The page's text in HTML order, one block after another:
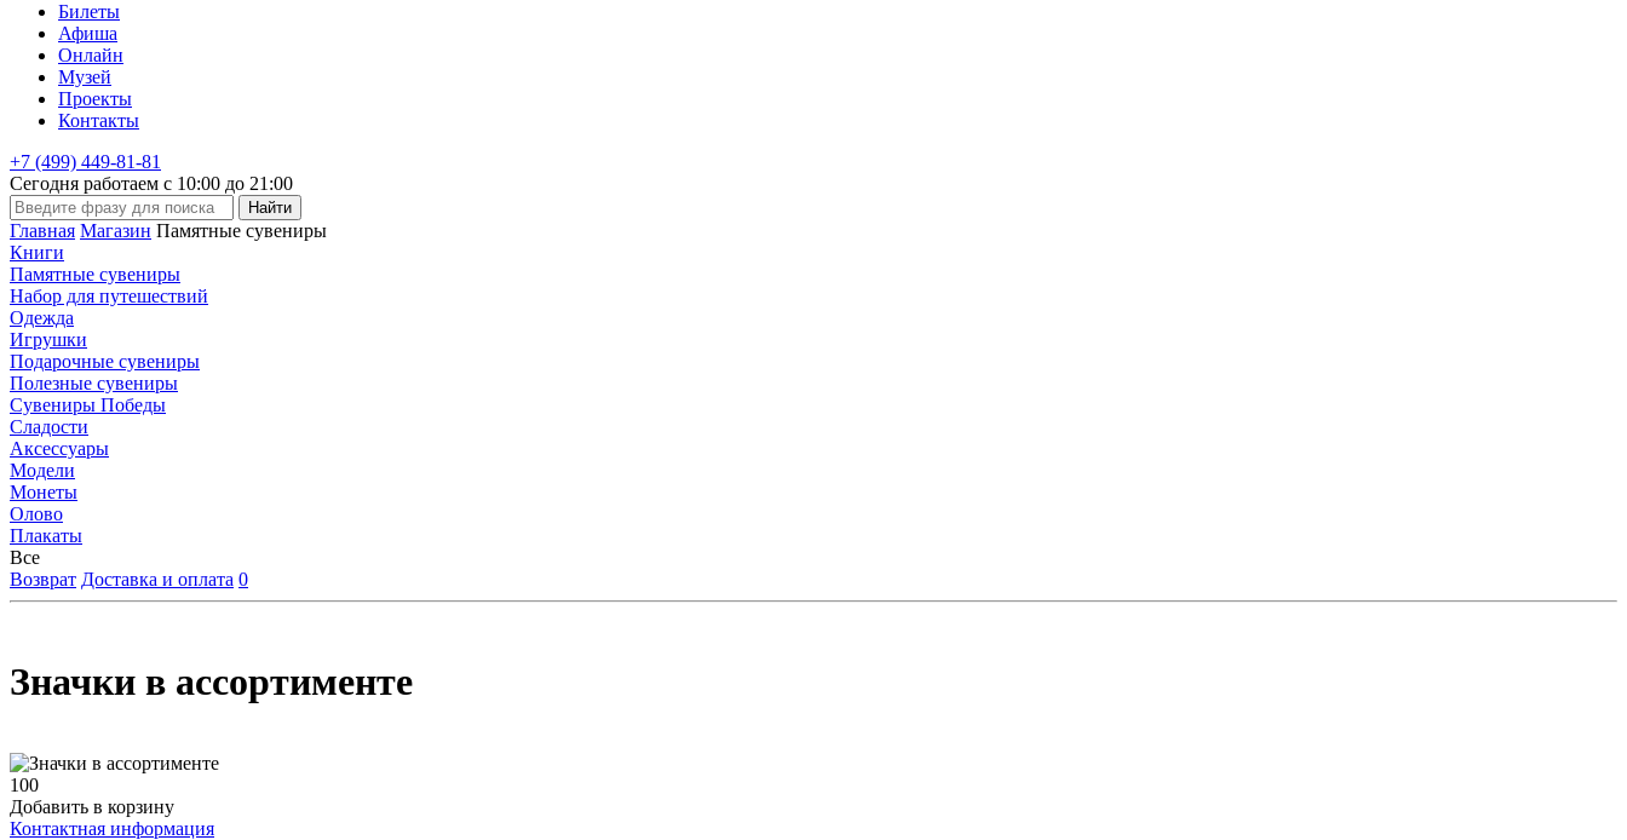
Билеты
Афиша
Онлайн
Музей
Проекты
Контакты
+7 (499) 449-81-81
Сегодня работаем с 10:00 до 21:00
Главная Магазин Памятные сувениры
Книги
Памятные сувениры
Набор для путешествий
Одежда
Игрушки
Подарочные сувениры
Полезные сувениры
Сувениры Победы
Сладости
Аксессуары
Модели
Монеты
Олово
Плакаты
Все
Возврат Доставка и оплата 0
Значки в ассортименте
100
Добавить в корзину
Контактная информация